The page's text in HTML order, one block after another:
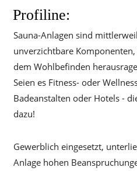
Profiline:
Sauna-Anlagen sind
unverzichtbare
dem Wohlbefinden
Seien es Fitness- oder
Badeanstalten oder Hotels -
dazu!
Gewerblich eingesetzt,
Anlage hohen